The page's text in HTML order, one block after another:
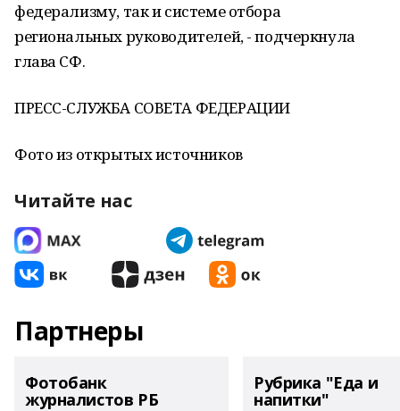
федерализму, так и системе отбора
региональных руководителей, - подчеркнула
глава СФ.
ПРЕСС-СЛУЖБА СОВЕТА ФЕДЕРАЦИИ
Фото из открытых источников
Читайте нас
Партнеры
Фотобанк
журналистов РБ
Рубрика "Еда и
напитки"